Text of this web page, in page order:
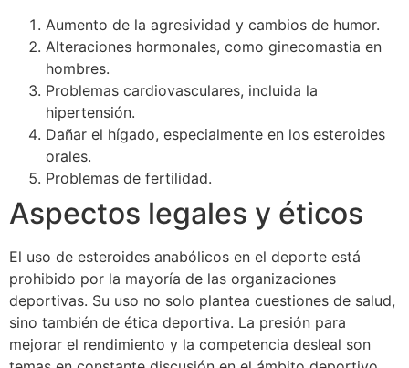
Aumento de la agresividad y cambios de humor.
Alteraciones hormonales, como ginecomastia en
hombres.
Problemas cardiovasculares, incluida la
hipertensión.
Dañar el hígado, especialmente en los esteroides
orales.
Problemas de fertilidad.
Aspectos legales y éticos
El uso de esteroides anabólicos en el deporte está
prohibido por la mayoría de las organizaciones
deportivas. Su uso no solo plantea cuestiones de salud,
sino también de ética deportiva. La presión para
mejorar el rendimiento y la competencia desleal son